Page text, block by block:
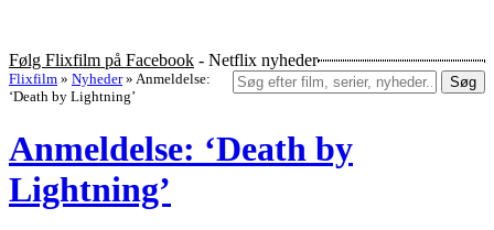
Følg Flixfilm på Facebook - Netflix nyheder
Søg
Flixfilm » Nyheder » Anmeldelse:
‘Death by Lightning’
Anmeldelse: ‘Death by
Lightning’